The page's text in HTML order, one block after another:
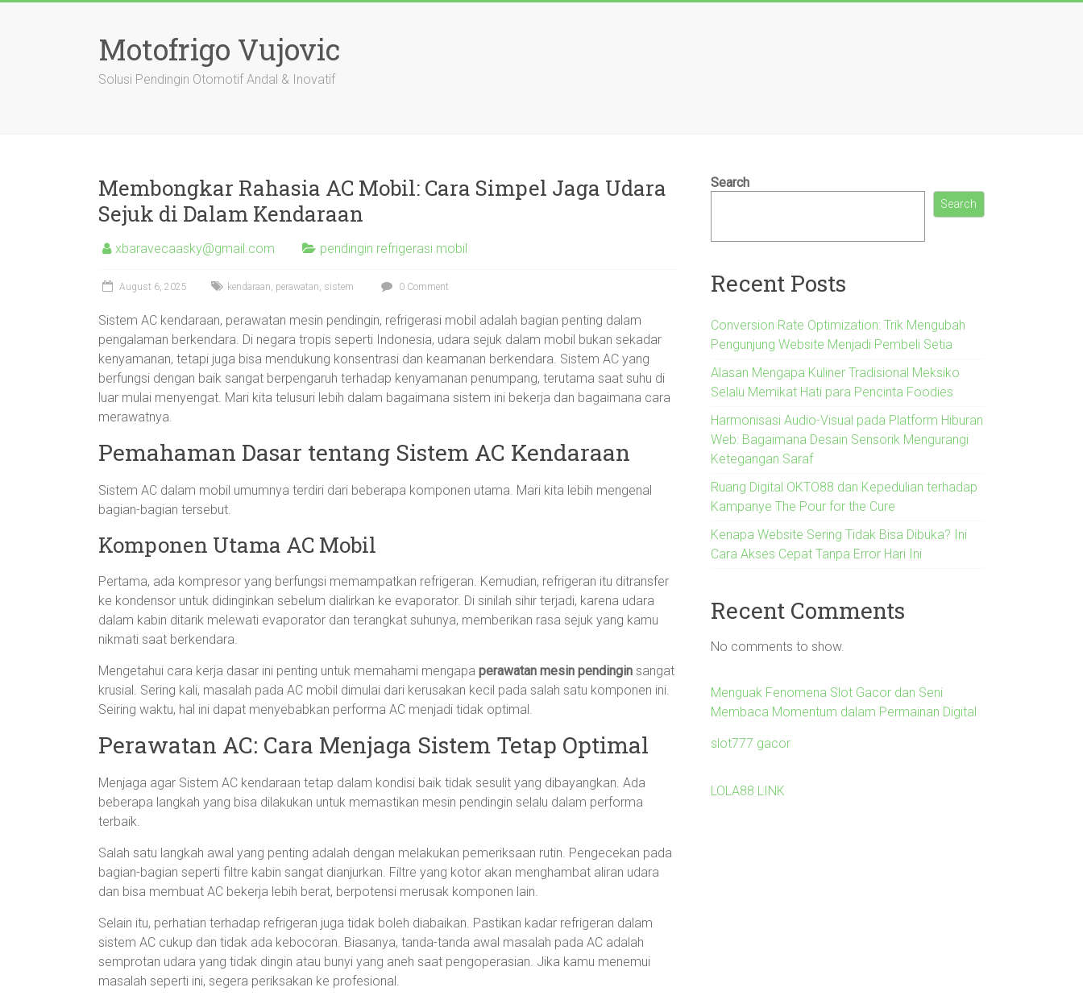
Motofrigo Vujovic
Solusi Pendingin Otomotif Andal & Inovatif
Membongkar Rahasia AC Mobil: Cara Simpel Jaga Udara
Sejuk di Dalam Kendaraan
xbaravecaasky@gmail.com pendingin refrigerasi mobil
August 6, 2025 kendaraan, perawatan, sistem 0 Comment
Sistem AC kendaraan, perawatan mesin pendingin, refrigerasi mobil adalah bagian penting dalam
pengalaman berkendara. Di negara tropis seperti Indonesia, udara sejuk dalam mobil bukan sekadar
kenyamanan, tetapi juga bisa mendukung konsentrasi dan keamanan berkendara. Sistem AC yang
berfungsi dengan baik sangat berpengaruh terhadap kenyamanan penumpang, terutama saat suhu di
luar mulai menyengat. Mari kita telusuri lebih dalam bagaimana sistem ini bekerja dan bagaimana cara
merawatnya.
Pemahaman Dasar tentang Sistem AC Kendaraan
Sistem AC dalam mobil umumnya terdiri dari beberapa komponen utama. Mari kita lebih mengenal
bagian-bagian tersebut.
Komponen Utama AC Mobil
Pertama, ada kompresor yang berfungsi memampatkan refrigeran. Kemudian, refrigeran itu ditransfer
ke kondensor untuk didinginkan sebelum dialirkan ke evaporator. Di sinilah sihir terjadi, karena udara
dalam kabin ditarik melewati evaporator dan terangkat suhunya, memberikan rasa sejuk yang kamu
nikmati saat berkendara.
Mengetahui cara kerja dasar ini penting untuk memahami mengapa perawatan mesin pendingin sangat
krusial. Sering kali, masalah pada AC mobil dimulai dari kerusakan kecil pada salah satu komponen ini.
Seiring waktu, hal ini dapat menyebabkan performa AC menjadi tidak optimal.
Perawatan AC: Cara Menjaga Sistem Tetap Optimal
Menjaga agar Sistem AC kendaraan tetap dalam kondisi baik tidak sesulit yang dibayangkan. Ada
beberapa langkah yang bisa dilakukan untuk memastikan mesin pendingin selalu dalam performa
terbaik.
Salah satu langkah awal yang penting adalah dengan melakukan pemeriksaan rutin. Pengecekan pada
bagian-bagian seperti filtre kabin sangat dianjurkan. Filtre yang kotor akan menghambat aliran udara
dan bisa membuat AC bekerja lebih berat, berpotensi merusak komponen lain.
Selain itu, perhatian terhadap refrigeran juga tidak boleh diabaikan. Pastikan kadar refrigeran dalam
sistem AC cukup dan tidak ada kebocoran. Biasanya, tanda-tanda awal masalah pada AC adalah
semprotan udara yang tidak dingin atau bunyi yang aneh saat pengoperasian. Jika kamu menemui
masalah seperti ini, segera periksakan ke profesional.
Search
Search
Recent Posts
Conversion Rate Optimization: Trik Mengubah
Pengunjung Website Menjadi Pembeli Setia
Alasan Mengapa Kuliner Tradisional Meksiko
Selalu Memikat Hati para Pencinta Foodies
Harmonisasi Audio-Visual pada Platform Hiburan
Web: Bagaimana Desain Sensorik Mengurangi
Ketegangan Saraf
Ruang Digital OKTO88 dan Kepedulian terhadap
Kampanye The Pour for the Cure
Kenapa Website Sering Tidak Bisa Dibuka? Ini
Cara Akses Cepat Tanpa Error Hari Ini
Recent Comments
No comments to show.
Menguak Fenomena Slot Gacor dan Seni
Membaca Momentum dalam Permainan Digital
slot777 gacor
LOLA88 LINK